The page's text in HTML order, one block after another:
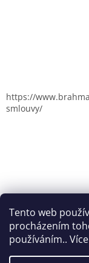
Tento web
procházením
používáním..
https://
smlouvy/